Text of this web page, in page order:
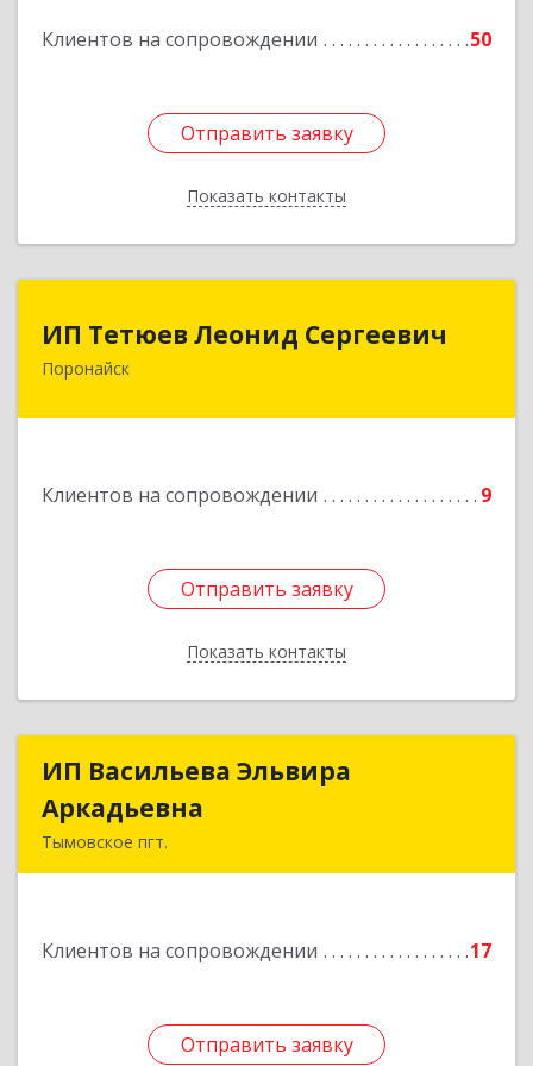
Клиентов на сопровождении 50
Отправить заявку
Показать контакты
Отправить заявку
Назад
ИП Тетюев Леонид Сергеевич
Поронайск
Клиентов на сопровождении 9
Отправить заявку
Показать контакты
694242, Сахалинская обл, Поронайск г, Фрунзе
Отправить заявку
Назад
ИП Васильева Эльвира
Аркадьевна
Тымовское пгт.
Клиентов на сопровождении 17
Отправить заявку
ИП Васильева Эльвира
Отправить заявку